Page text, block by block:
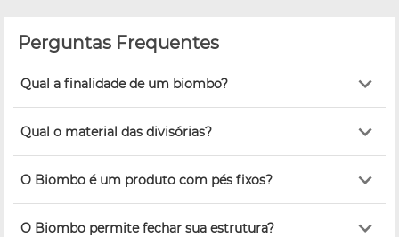
Perguntas Frequentes
Qual a finalidade de um biombo?
Qual o material das divisórias?
O Biombo é um produto com pés fixos?
O Biombo permite fechar sua estrutura?